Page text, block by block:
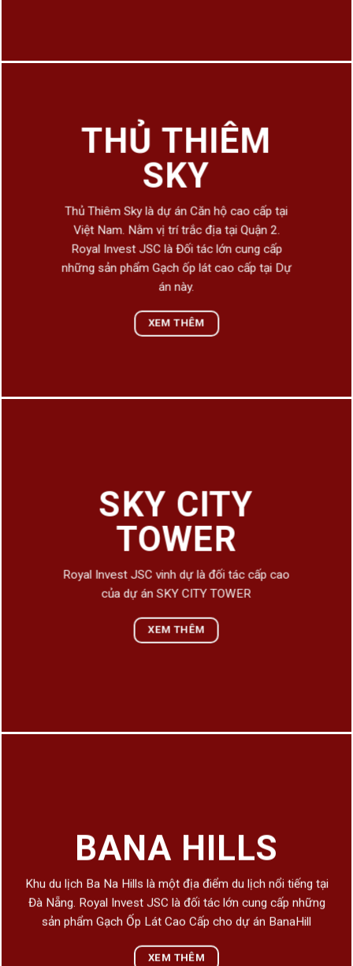
THỦ THIÊM
SKY
Thủ Thiêm Sky là dự án Căn hộ cao cấp tại
Việt Nam. Nằm vị trí trắc địa tại Quận 2.
Royal Invest JSC là Đối tác lớn cung cấp
những sản phẩm Gạch ốp lát cao cấp tại Dự
án này.
XEM THÊM
SKY CITY
TOWER
Royal Invest JSC vinh dự là đối tác cấp cao
của dự án SKY CITY TOWER
XEM THÊM
BANA HILLS
Khu du lịch Ba Na Hills là một địa điểm du lịch nổi tiếng tại
Đà Nẵng. Royal Invest JSC là đối tác lớn cung cấp những
sản phẩm Gạch Ốp Lát Cao Cấp cho dự án BanaHill
XEM THÊM